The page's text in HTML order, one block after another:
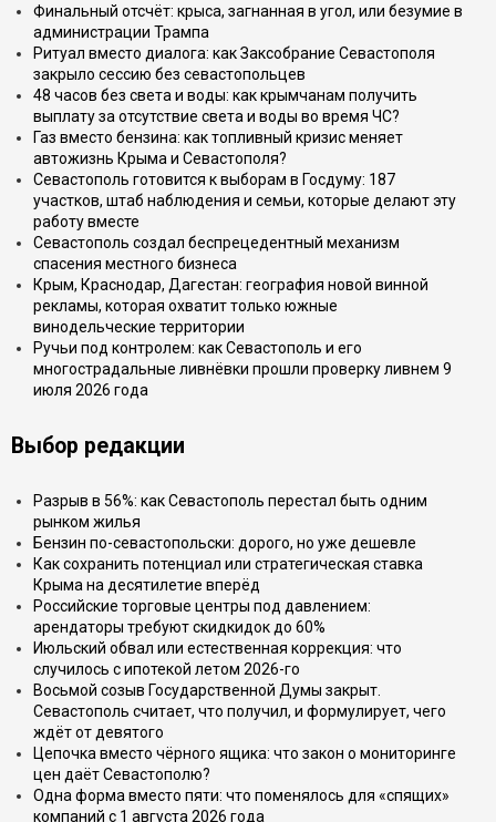
Финальный отсчёт: крыса, загнанная в угол, или безумие в
администрации Трампа
Ритуал вместо диалога: как Заксобрание Севастополя
закрыло сессию без севастопольцев
48 часов без света и воды: как крымчанам получить
выплату за отсутствие света и воды во время ЧС?
Газ вместо бензина: как топливный кризис меняет
автожизнь Крыма и Севастополя?
Севастополь готовится к выборам в Госдуму: 187
участков, штаб наблюдения и семьи, которые делают эту
работу вместе
Севастополь создал беспрецедентный механизм
спасения местного бизнеса
Крым, Краснодар, Дагестан: география новой винной
рекламы, которая охватит только южные
винодельческие территории
Ручьи под контролем: как Севастополь и его
многострадальные ливнёвки прошли проверку ливнем 9
июля 2026 года
Выбор редакции
Разрыв в 56%: как Севастополь перестал быть одним
рынком жилья
Бензин по-севастопольски: дорого, но уже дешевле
Как сохранить потенциал или стратегическая ставка
Крыма на десятилетие вперёд
Российские торговые центры под давлением:
арендаторы требуют скидкидок до 60%
Июльский обвал или естественная коррекция: что
случилось с ипотекой летом 2026-го
Восьмой созыв Государственной Думы закрыт.
Севастополь считает, что получил, и формулирует, чего
ждёт от девятого
Цепочка вместо чёрного ящика: что закон о мониторинге
цен даёт Севастополю?
Одна форма вместо пяти: что поменялось для «спящих»
компаний с 1 августа 2026 года